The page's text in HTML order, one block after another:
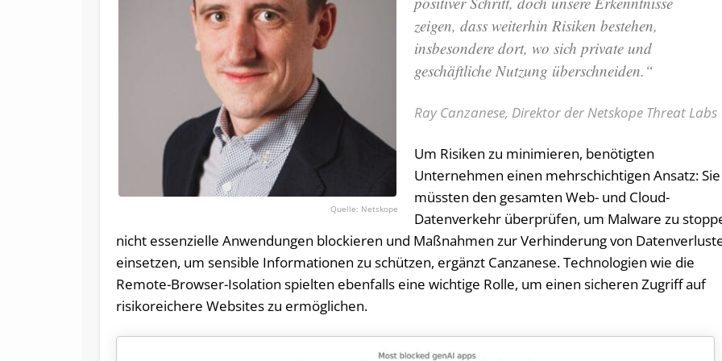
Netskope
zeigen, dass weiterhin Risiken bestehen,
insbesondere dort, wo sich private und
geschäftliche Nutzung überschneiden.“
Ray Canzanese, Direktor der Netskope Threat Labs
Um Risiken zu minimieren, benötigten
Unternehmen einen mehrschichtigen Ansatz: Sie
müssten den gesamten Web- und Cloud-
Datenverkehr überprüfen, um Malware zu
nicht essenzielle Anwendungen blockieren und Maßnahmen zur Verhinderung von
einsetzen, um sensible Informationen zu schützen, ergänzt Canzanese. Technologien wie die
Remote-Browser-Isolation spielten ebenfalls eine wichtige Rolle, um einen sicheren Zugriff auf
risikoreichere Websites zu ermöglichen.